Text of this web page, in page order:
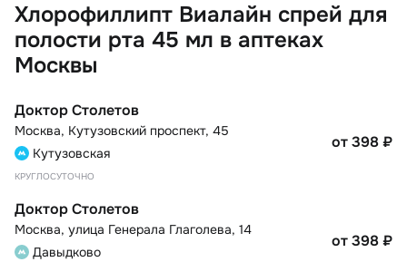
Хлорофиллипт Виалайн спрей для
полости рта 45 мл в аптеках
Москвы
Доктор Столетов
Москва, Кутузовский проспект, 45
Кутузовская
КРУГЛОСУТОЧНО
от 398₽
Доктор Столетов
Москва, улица Генерала Глаголева, 14
Давыдково
от 398₽